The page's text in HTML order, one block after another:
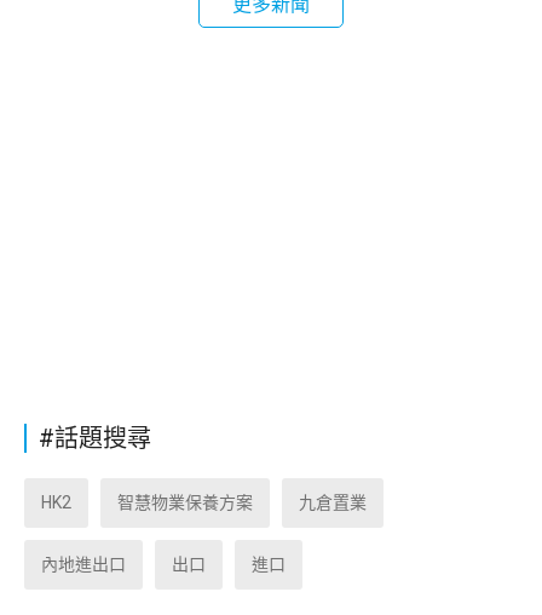
#話題搜尋
HK2 智慧物業保養方案 九倉置業
內地進出口 出口 進口